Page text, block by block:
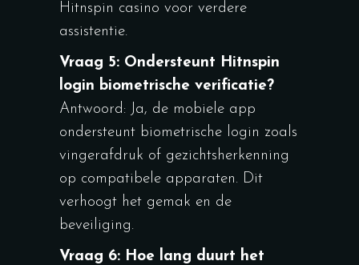
Hitnspin casino voor verdere
assistentie.
Vraag 5: Ondersteunt Hitnspin
login biometrische verificatie?
Antwoord: Ja, de mobiele app
ondersteunt biometrische login zoals
vingerafdruk of gezichtsherkenning
op compatibele apparaten. Dit
verhoogt het gemak en de
beveiliging.
Vraag 6: Hoe lang duurt het